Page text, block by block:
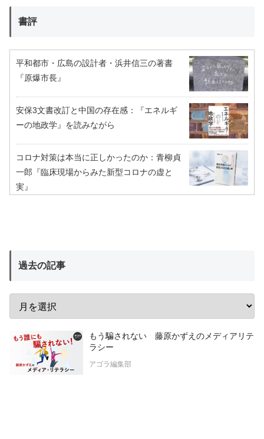
書評
平和都市・広島の設計者・浜井信三の著書
『原爆市長』
安保3文書改訂と中国の存在感：『エネルギ
ーの地政学』を読みながら
コロナ対策は本当に正しかったのか：青柳貞
一郎『臨床現場からみた新型コロナの虚と
実』
過去の記事
もう騙されない 藤原かずえのメディアリテ
ラシー
アゴラ編集部